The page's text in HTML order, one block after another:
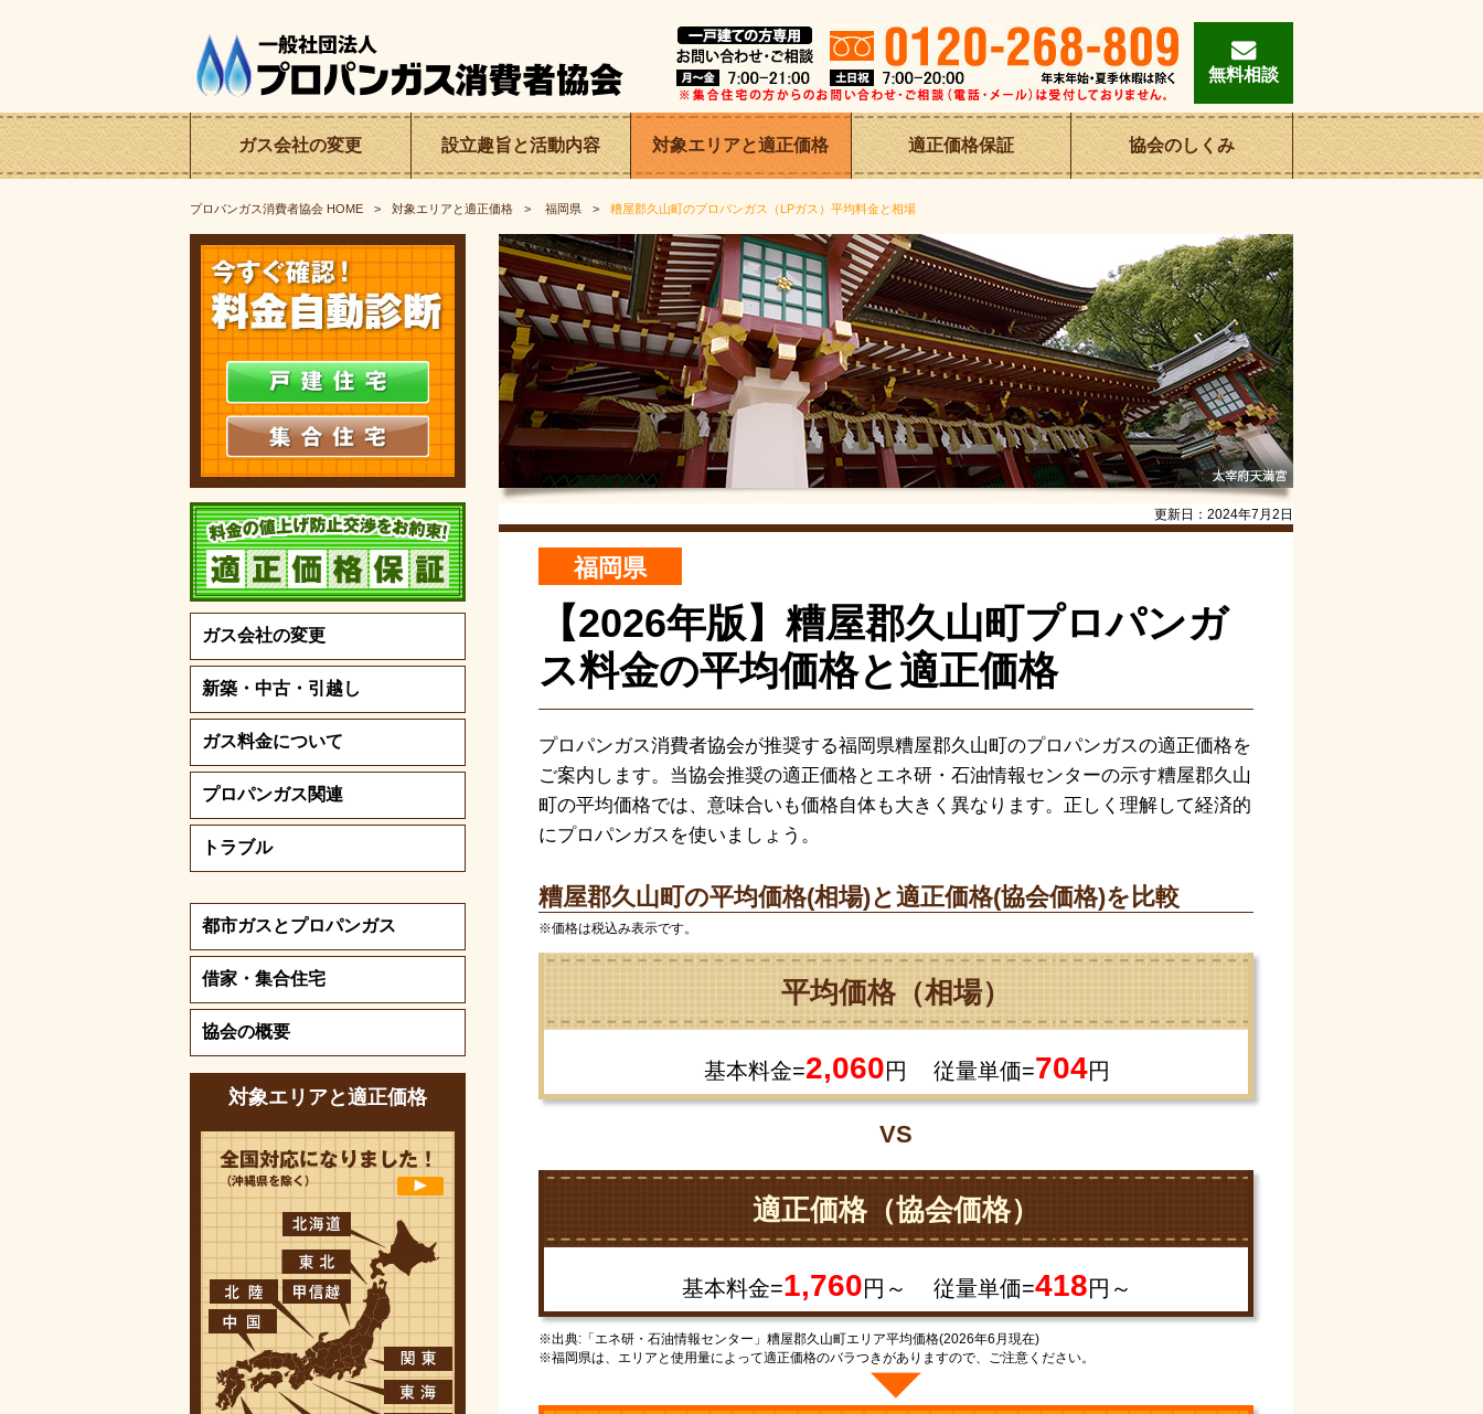
無料相談
ガス会社の変更 設立趣旨と活動内容 対象エリアと適正価格 適正価格保証 協会のしくみ
プロパンガス消費者協会 HOME 対象エリアと適正価格 福岡県 糟屋郡久山町のプロパンガス（LPガス）平均料金と相場
ガス会社の変更
新築・中古・引越し
ガス料金について
プロパンガス関連
トラブル
都市ガスとプロパンガス
借家・集合住宅
協会の概要
対象エリアと適正価格
更新日： 2024年7月2日
福岡県
【2026年版】糟屋郡久山町プロパンガ
ス料金の平均価格と適正価格
プロパンガス消費者協会が推奨する福岡県糟屋郡久山町のプロパンガスの適正価格を
ご案内します。当協会推奨の適正価格とエネ研・石油情報センターの示す糟屋郡久山
町の平均価格では、意味合いも価格自体も大きく異なります。正しく理解して経済的
にプロパンガスを使いましょう。
糟屋郡久山町の平均価格(相場)と適正価格(協会価格)を比較
※価格は税込み表示です。
平均価格（相場）
基本料金=2,060円 従量単価=704円
VS
適正価格（協会価格）
基本料金=1,760円～ 従量単価=418円～
※出典:「エネ研・石油情報センター」糟屋郡久山町エリア平均価格(2026年6月現在)
※福岡県は、エリアと使用量によって適正価格のバラつきがありますので、ご注意ください。